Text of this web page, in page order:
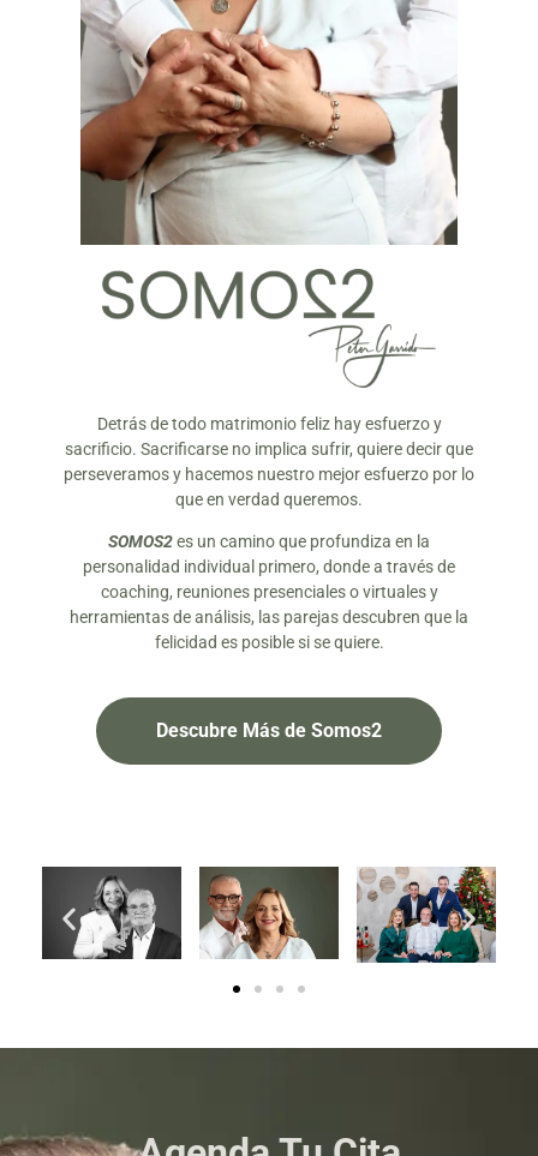
Detrás de todo matrimonio feliz hay esfuerzo y
sacrificio. Sacrificarse no implica sufrir, quiere decir que
perseveramos y hacemos nuestro mejor esfuerzo por lo
que en verdad queremos.
SOMOS2es un camino que profundiza en la
personalidad individual primero, donde a través de
coaching, reuniones presenciales o virtuales y
herramientas de análisis, las parejas descubren que la
felicidad es posible si se quiere.
Descubre Más de Somos2